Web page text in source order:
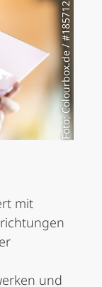
Foto: Colourbox.de / #185712
mit
und